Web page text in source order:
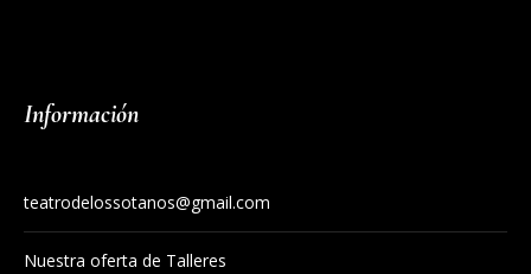
Información
teatrodelossotanos@gmail.com
Nuestra oferta de Talleres